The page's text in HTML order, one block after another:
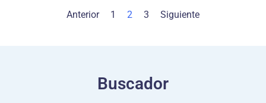
Anterior 1 2 3 Siguiente
Buscador